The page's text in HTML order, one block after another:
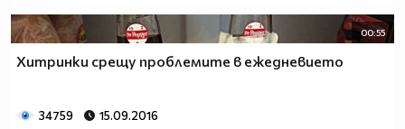
00:55
Хитринки срещу проблемите в ежедневието
34759 15.09.2016